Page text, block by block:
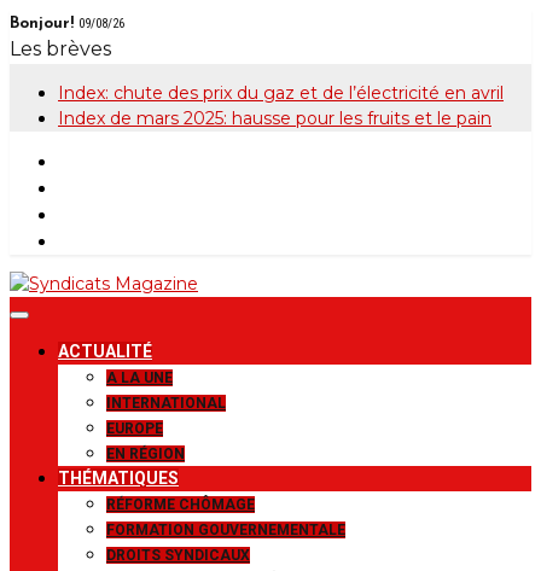
Skip
to
Bonjour! 09/08/26
Les brèves
Index: chute des prix du gaz et de l’électricité en avril
Index de mars 2025: hausse pour les fruits et le pain
Syndicats
Magazine
Le magazine de la FGTB
ACTUALITÉ
A LA UNE
INTERNATIONAL
EUROPE
EN RÉGION
THÉMATIQUES
RÉFORME CHÔMAGE
FORMATION GOUVERNEMENTALE
DROITS SYNDICAUX